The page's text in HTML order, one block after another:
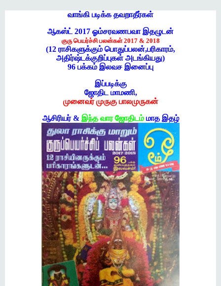
வாங்கி படிக்க தவறாதீர்கள்
ஆகஸ்ட் 2017 ஓம்சரவணபவா இதழுடன்
குரு பெயர்ச்சி பலன்கள்2017 & 2018
(12 ராசிகளுக்கும் பொதுப்பலன்,பரிகாரம்,
அதிர்ஷ்டக்குறிப்புகள் அடங்கியது)
96 பக்கம் இலவச இனைப்பு
இப்படிக்கு
ஜோதிட மாமணி,
முனைவர் முருகு பாலமுருகன்
ஆசிரியர்& இந்த வார ஜோதிடம் மாத இதழ்